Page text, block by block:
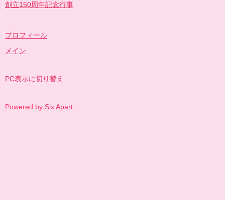
創立150周年記念行事
プロフィール
メイン
PC表示に切り替え
Powered by Six Apart